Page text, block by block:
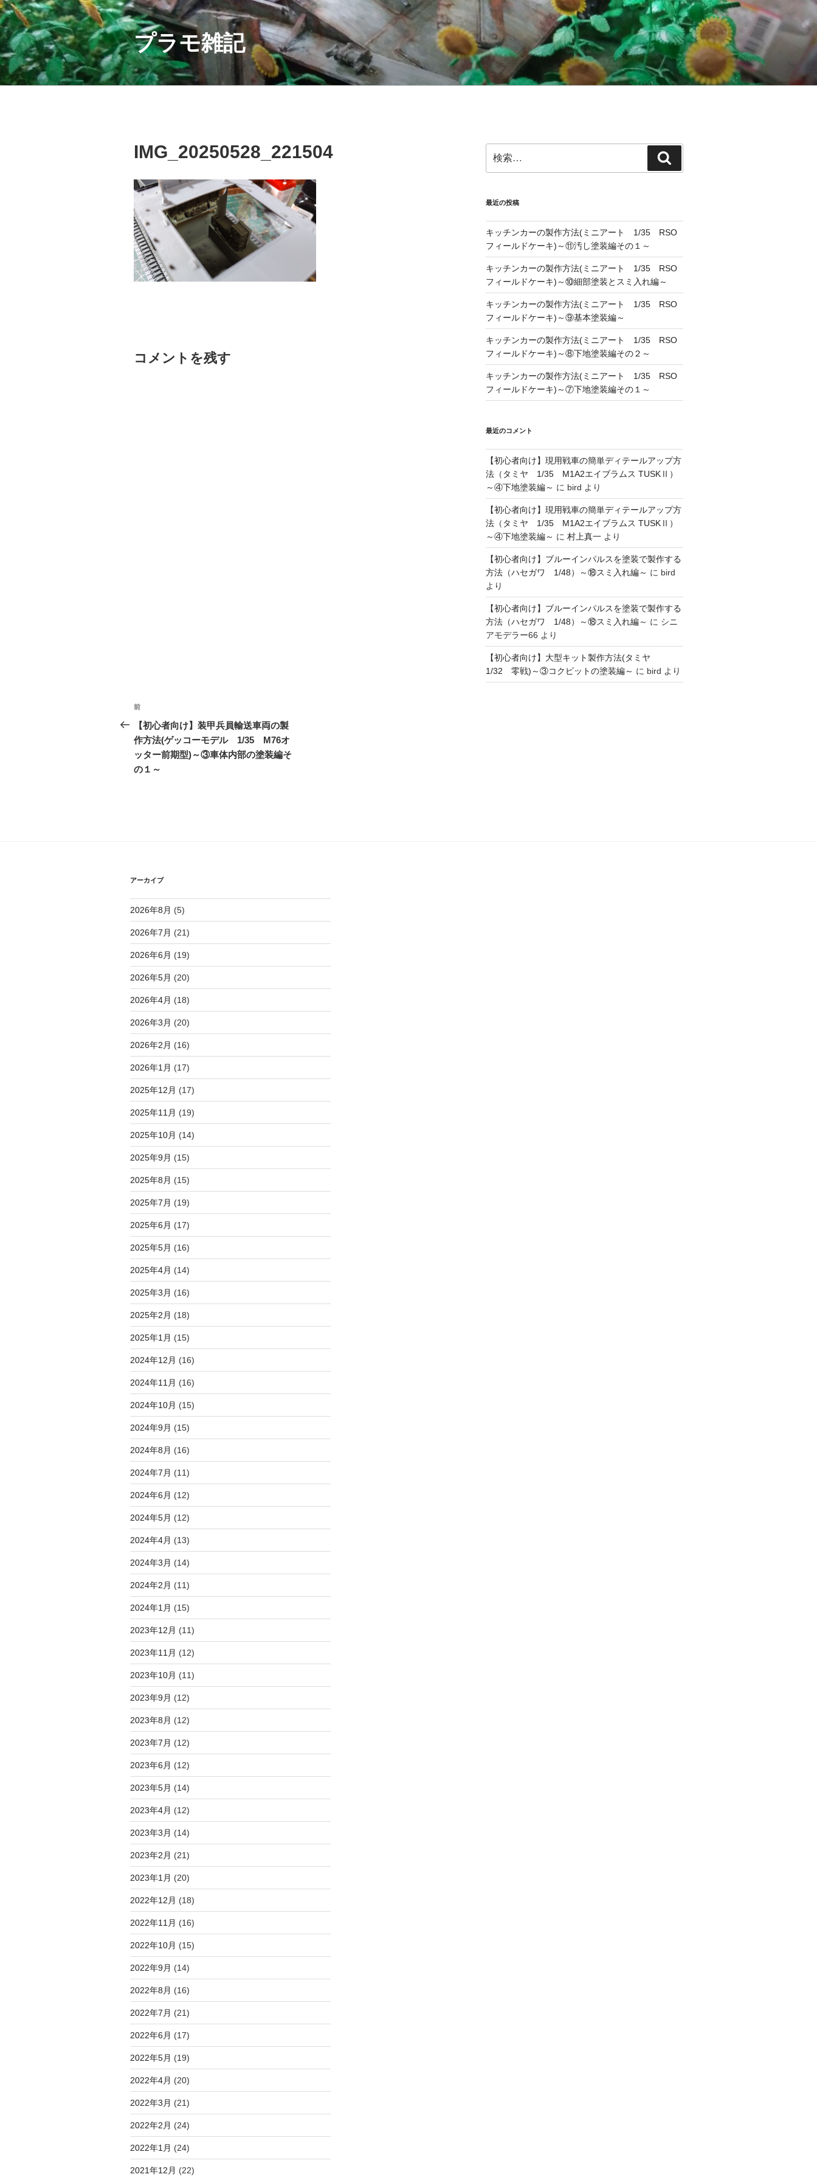
コ
ン
テ
ン
ツ
へ
プラモ雑記
IMG_20250528_221504
コメントを残す
投
稿
ナ
ビ
ン
前
の
投
稿
前
【初心者向け】装甲兵員輸送車両の製
作方法(ゲッコーモデル 1/35 M76オ
ッター前期型)～③車体内部の塗装編そ
の１～
索:
索
最近の投稿
キッチンカーの製作方法(ミニアート 1/35 RSO
フィールドケーキ)～⑪汚し塗装編その１～
キッチンカーの製作方法(ミニアート 1/35 RSO
フィールドケーキ)～⑩細部塗装とスミ入れ編～
キッチンカーの製作方法(ミニアート 1/35 RSO
フィールドケーキ)～⑨基本塗装編～
キッチンカーの製作方法(ミニアート 1/35 RSO
フィールドケーキ)～⑧下地塗装編その２～
キッチンカーの製作方法(ミニアート 1/35 RSO
フィールドケーキ)～⑦下地塗装編その１～
最近のコメント
【初心者向け】現用戦車の簡単ディテールアップ方
法（タミヤ 1/35 M1A2エイブラムス TUSKⅡ）
～④下地塗装編～ に bird より
【初心者向け】現用戦車の簡単ディテールアップ方
法（タミヤ 1/35 M1A2エイブラムス TUSKⅡ）
～④下地塗装編～ に 村上真一より
【初心者向け】ブルーインパルスを塗装で製作する
方法（ハセガワ 1/48）～⑱スミ入れ編～ に bird
より
【初心者向け】ブルーインパルスを塗装で製作する
方法（ハセガワ 1/48）～⑱スミ入れ編～ に シニ
アモデラー66 より
【初心者向け】大型キット製作方法(タミヤ
1/32 零戦)～③コクピットの塗装編～ に bird より
アーカイブ
2026年8月 (5)
2026年7月 (21)
2026年6月 (19)
2026年5月 (20)
2026年4月 (18)
2026年3月 (20)
2026年2月 (16)
2026年1月 (17)
2025年12月 (17)
2025年11月 (19)
2025年10月 (14)
2025年9月 (15)
2025年8月 (15)
2025年7月 (19)
2025年6月 (17)
2025年5月 (16)
2025年4月 (14)
2025年3月 (16)
2025年2月 (18)
2025年1月 (15)
2024年12月 (16)
2024年11月 (16)
2024年10月 (15)
2024年9月 (15)
2024年8月 (16)
2024年7月 (11)
2024年6月 (12)
2024年5月 (12)
2024年4月 (13)
2024年3月 (14)
2024年2月 (11)
2024年1月 (15)
2023年12月 (11)
2023年11月 (12)
2023年10月 (11)
2023年9月 (12)
2023年8月 (12)
2023年7月 (12)
2023年6月 (12)
2023年5月 (14)
2023年4月 (12)
2023年3月 (14)
2023年2月 (21)
2023年1月 (20)
2022年12月 (18)
2022年11月 (16)
2022年10月 (15)
2022年9月 (14)
2022年8月 (16)
2022年7月 (21)
2022年6月 (17)
2022年5月 (19)
2022年4月 (20)
2022年3月 (21)
2022年2月 (24)
2022年1月 (24)
2021年12月 (22)